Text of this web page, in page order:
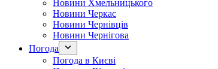
Новини Хмельницького
Новини Черкас
Новини Чернівців
Новини Чернігова
Погода
Погода в Києві